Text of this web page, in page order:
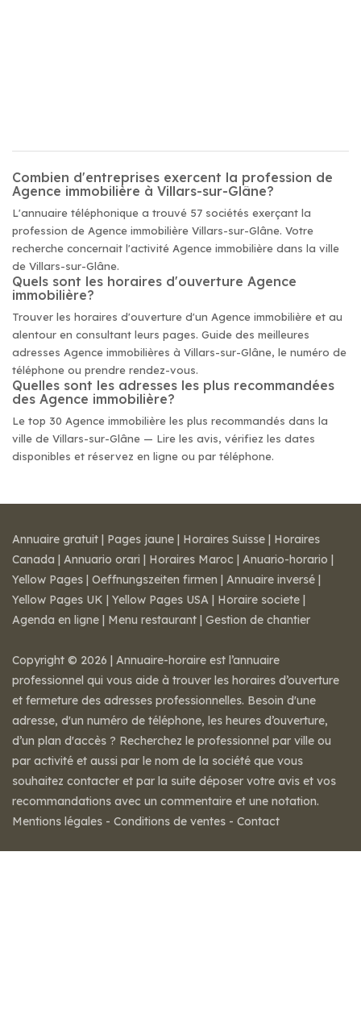
Combien d'entreprises exercent la profession de
Agence immobilière à Villars-sur-Glâne?
L'annuaire téléphonique a trouvé 57 sociétés exerçant la
profession de Agence immobilière Villars-sur-Glâne. Votre
recherche concernait l'activité Agence immobilière dans la ville
de Villars-sur-Glâne.
Quels sont les horaires d'ouverture Agence
immobilière?
Trouver les horaires d'ouverture d'un Agence immobilière et au
alentour en consultant leurs pages. Guide des meilleures
adresses Agence immobilières à Villars-sur-Glâne, le numéro de
téléphone ou prendre rendez-vous.
Quelles sont les adresses les plus recommandées
des Agence immobilière?
Le top 30 Agence immobilière les plus recommandés dans la
ville de Villars-sur-Glâne — Lire les avis, vérifiez les dates
disponibles et réservez en ligne ou par téléphone.
Annuaire gratuit | Pages jaune | Horaires Suisse | Horaires
Canada | Annuario orari | Horaires Maroc | Anuario-horario |
Yellow Pages | Oeffnungszeiten firmen | Annuaire inversé |
Yellow Pages UK | Yellow Pages USA | Horaire societe |
Agenda en ligne | Menu restaurant | Gestion de chantier
Copyright © 2026 | Annuaire-horaire est l’annuaire
professionnel qui vous aide à trouver les horaires d’ouverture
et fermeture des adresses professionnelles. Besoin d'une
adresse, d'un numéro de téléphone, les heures d’ouverture,
d’un plan d'accès ? Recherchez le professionnel par ville ou
par activité et aussi par le nom de la société que vous
souhaitez contacter et par la suite déposer votre avis et vos
recommandations avec un commentaire et une notation.
Mentions légales - Conditions de ventes - Contact